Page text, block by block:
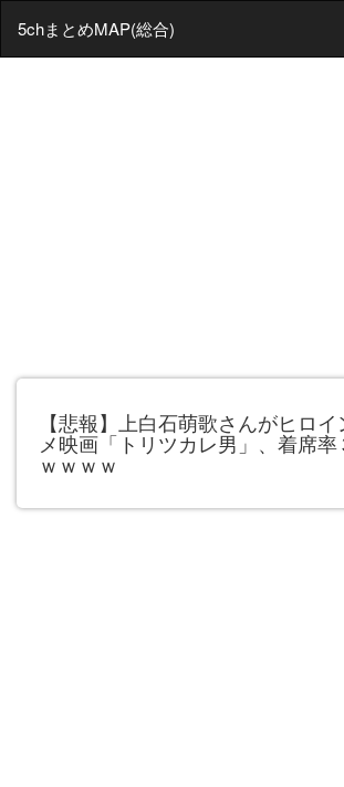
5chまとめMAP(総合)
【悲報】上白石萌歌さんがヒロ
メ映画「トリツカレ男」、着席
ｗｗｗｗ